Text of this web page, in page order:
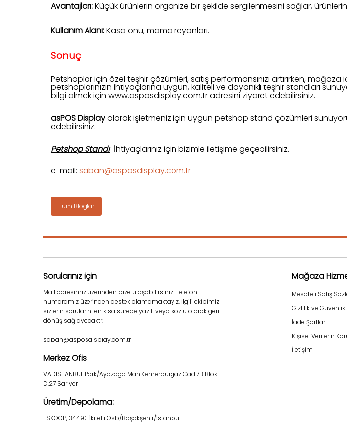
Avantajları:Küçük ürünlerin organize bir şekilde sergilenmesini sağlar,
Kullanım Alanı:Kasa önü, mama reyonları.
Sonuç
Petshoplar için özel teşhir çözümleri, satış performansınızı artırırken,
petshoplarınızın ihtiyaçlarına uygun, kaliteli ve dayanıklı teşhir standları
bilgi almak için www.asposdisplay.com.tradresini ziyaret edebilirsiniz.
asPOS Displayolarak işletmeniz için uygun petshop stand çözümleri
edebilirsiniz.
Petshop Standıİhtiyaçlarınız için bizimle iletişime geçebilirsiniz.
e-mail: saban@asposdisplay.com.tr
Tüm Bloglar
Sorularınız için
Mail adresimiz üzerinden bize ulaşabilirsiniz. Telefon
numaramız üzerinden destek olamamaktayız. İlgili ekibimiz
sizlerin sorularını en kısa sürede yazılı veya sözlü olarak geri
dönüş sağlayacaktr.
saban@asposdisplay.com.tr
Merkez Ofis
VADISTANBUL Park/Ayazaga Mah.Kemerburgaz Cad.7B Blok
D.27 Sarıyer
Üretim/Depolama:
ESKOOP, 34490 İkitelli Osb/Başakşehir/İstanbul
Mağaza
Mesafeli Satış
Gizlilik ve Güvenlik
İade Şartları
Kişisel Verilerin
İletişim